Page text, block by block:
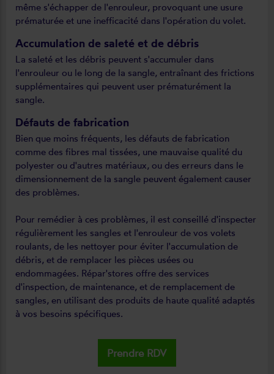
même s'échapper de l'enrouleur, provoquant une usure
prématurée et une inefficacité dans l'opération du volet.
Accumulation de saleté et de débris
La saleté et les débris peuvent s'accumuler dans
l'enrouleur ou le long de la sangle, entraînant des frictions
supplémentaires qui peuvent user prématurément la
sangle.
Défauts de fabrication
Bien que moins fréquents, les défauts de fabrication
comme des fibres mal tissées, une mauvaise qualité du
polyester ou d'autres matériaux, ou des erreurs dans le
dimensionnement de la sangle peuvent également causer
des problèmes.
Pour remédier à ces problèmes, il est conseillé d'inspecter
régulièrement les sangles et l'enrouleur de vos volets
roulants, de les nettoyer pour éviter l'accumulation de
débris, et de remplacer les pièces usées ou
endommagées. Répar'stores offre des services
d'inspection, de maintenance, et de remplacement de
sangles, en utilisant des produits de haute qualité adaptés
à vos besoins spécifiques.
Prendre RDV